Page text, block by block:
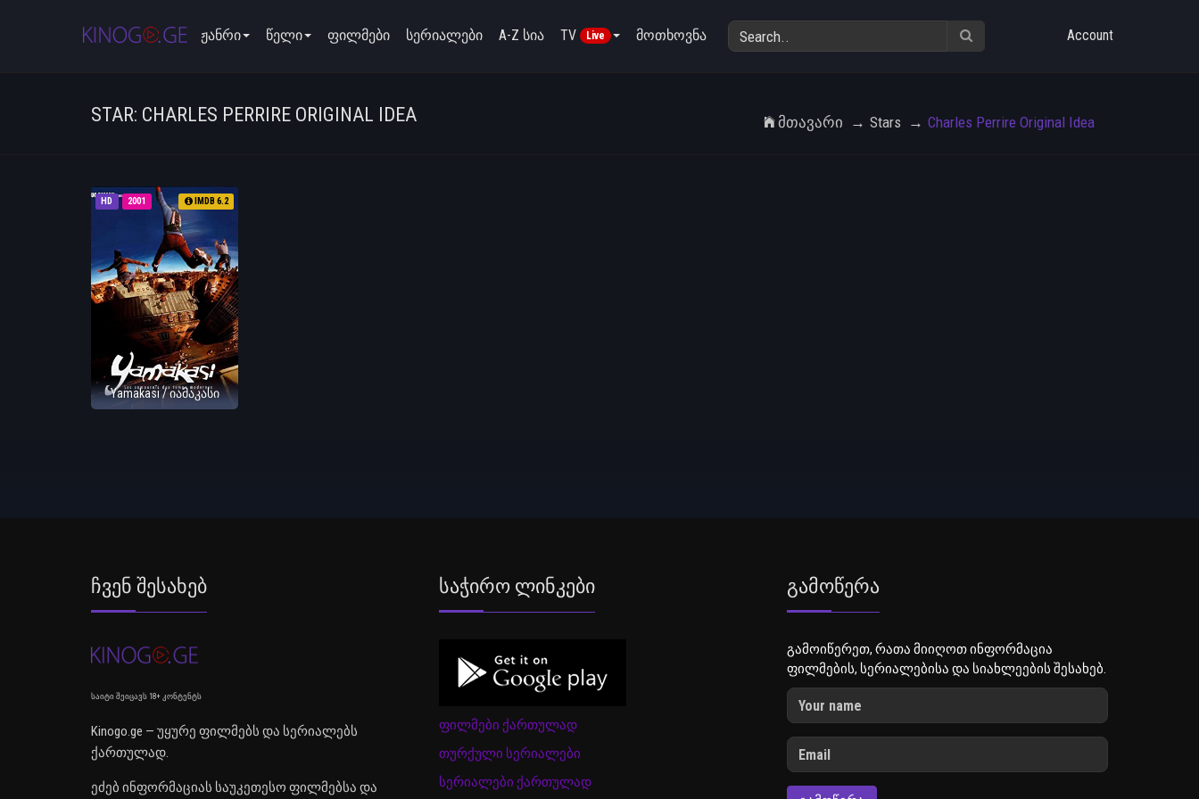
ჟანრი წელი ფილმები სერიალები A-Z სია TV Live მოთხოვნა Account
STAR: CHARLES PERRIRE ORIGINAL IDEA Მთავარი Stars Charles Perrire Original Idea
HD 2001 IMDB 6.2
Yamakasi / იამაკასი
Ჩვენ Შესახებ
საიტი შეიცავს 18+ კონტენტს
Kinogo.ge — უყურე ფილმებს და სერიალებს
ქართულად.
ეძებ ინფორმაციას საუკეთესო ფილმებსა და
Საჭირო Ლინკები
ფილმები ქართულად
თურქული სერიალები
სერიალები ქართულად
Გამოწერა
გამოიწერეთ, რათა მიიღოთ ინფორმაცია
ფილმების, სერიალებისა და სიახლეების შესახებ.